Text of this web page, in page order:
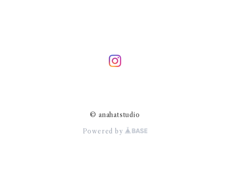
© anahatstudio
Powered by